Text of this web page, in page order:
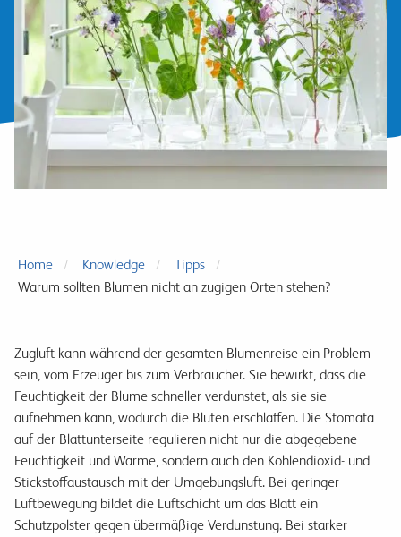
Home Knowledge
Tipps
Warum sollten Blumen nicht an zugigen Orten stehen?
Zugluft kann während der gesamten Blumenreise ein Problem
sein, vom Erzeuger bis zum Verbraucher. Sie bewirkt, dass die
Feuchtigkeit der Blume schneller verdunstet, als sie sie
aufnehmen kann, wodurch die Blüten erschlaffen. Die Stomata
auf der Blattunterseite regulieren nicht nur die abgegebene
Feuchtigkeit und Wärme, sondern auch den Kohlendioxid- und
Stickstoffaustausch mit der Umgebungsluft. Bei geringer
Luftbewegung bildet die Luftschicht um das Blatt ein
Schutzpolster gegen übermäßige Verdunstung. Bei starker